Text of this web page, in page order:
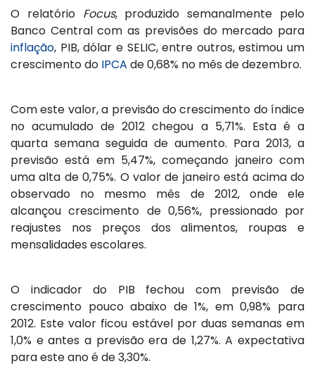
O relatório Focus, produzido semanalmente pelo
Banco Central com as previsões do mercado para
inflação, PIB, dólar e SELIC, entre outros, estimou um
crescimento do IPCA de 0,68% no mês de dezembro.
Com este valor, a previsão do crescimento do índice
no acumulado de 2012 chegou a 5,71%. Esta é a
quarta semana seguida de aumento. Para 2013, a
previsão está em 5,47%, começando janeiro com
uma alta de 0,75%. O valor de janeiro está acima do
observado no mesmo mês de 2012, onde ele
alcançou crescimento de 0,56%, pressionado por
reajustes nos preços dos alimentos, roupas e
mensalidades escolares.
O indicador do PIB fechou com previsão de
crescimento pouco abaixo de 1%, em 0,98% para
2012. Este valor ficou estável por duas semanas em
1,0% e antes a previsão era de 1,27%. A expectativa
para este ano é de 3,30%.